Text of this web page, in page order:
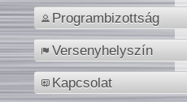
Programbizottság
Versenyhelyszín
Kapcsolat